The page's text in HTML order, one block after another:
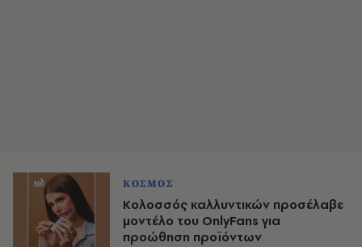
ΚΟΣΜΟΣ
Kολοσσός καλλυντικών προσέλαβε
μοντέλο του OnlyFans για
προώθηση προϊόντων